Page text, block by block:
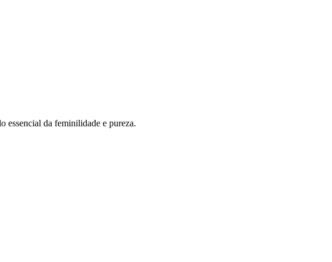
essencial da feminilidade e pureza.